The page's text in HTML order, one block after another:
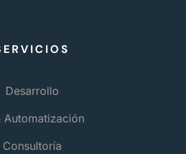
Desarrollo
Automatización
Consultoría